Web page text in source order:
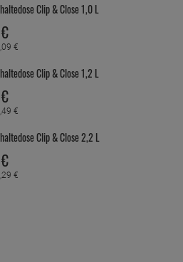
Clip & Close 1,0 L
€
09 €
Clip & Close 1,2 L
€
49 €
Clip & Close 2,2 L
€
29 €